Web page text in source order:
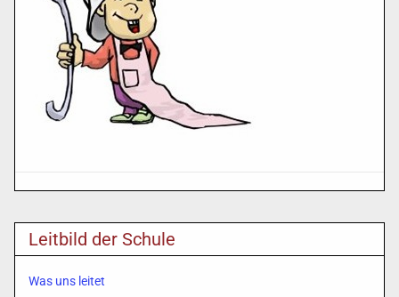
Leitbild der Schule
Was uns leitet